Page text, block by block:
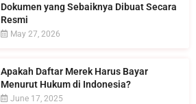
Dokumen yang Sebaiknya Dibuat Secara
Resmi
May 27, 2026
Apakah Daftar Merek Harus Bayar
Menurut Hukum di Indonesia?
June 17, 2025